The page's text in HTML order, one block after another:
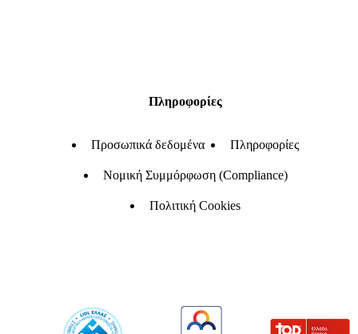
Πληροφορίες
Προσωπικά δεδομένα Πληροφορίες
Νομική Συμμόρφωση (Compliance)
Πολιτική Cookies